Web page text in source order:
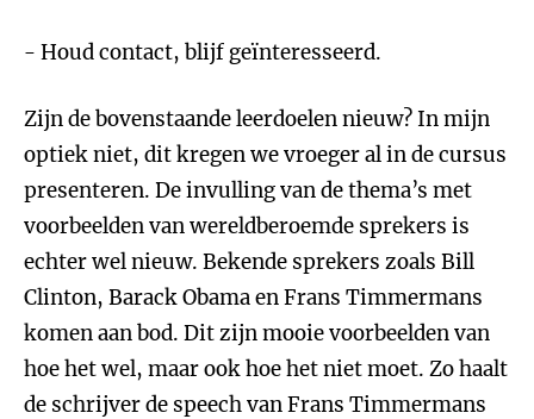
- Houd contact, blijf geïnteresseerd.
Zijn de bovenstaande leerdoelen nieuw? In mijn
optiek niet, dit kregen we vroeger al in de cursus
presenteren. De invulling van de thema’s met
voorbeelden van wereldberoemde sprekers is
echter wel nieuw. Bekende sprekers zoals Bill
Clinton, Barack Obama en Frans Timmermans
komen aan bod. Dit zijn mooie voorbeelden van
hoe het wel, maar ook hoe het niet moet. Zo haalt
de schrijver de speech van Frans Timmermans